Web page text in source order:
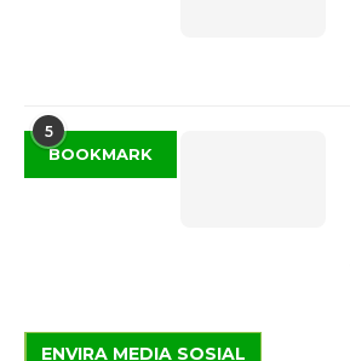
5
BOOKMARK
ENVIRA MEDIA SOSIAL